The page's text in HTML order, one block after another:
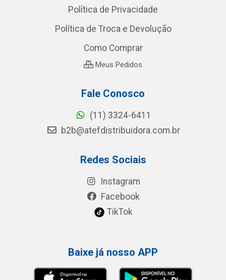
Política de Privacidade
Política de Troca e Devolução
Como Comprar
Meus Pedidos
Fale Conosco
(11) 3324-6411
b2b@atefdistribuidora.com.br
Redes Sociais
Instagram
Facebook
TikTok
Baixe já nosso APP